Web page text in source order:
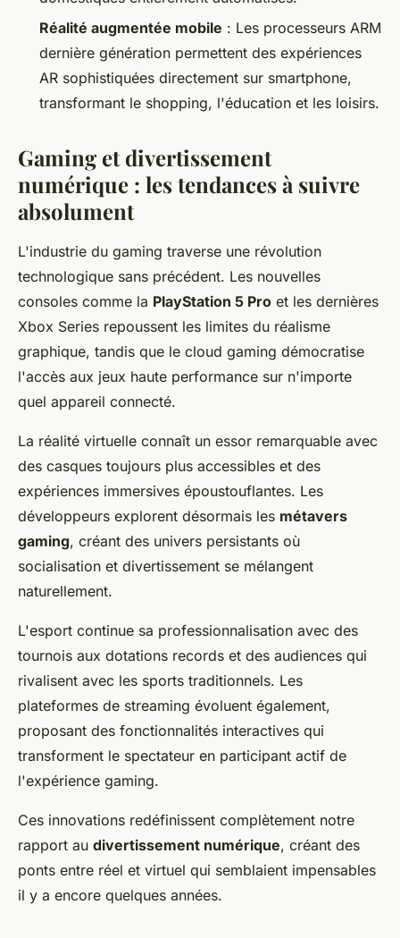
Réalité augmentée mobile : Les processeurs ARM
dernière génération permettent des expériences
AR sophistiquées directement sur smartphone,
transformant le shopping, l'éducation et les loisirs.
Gaming et divertissement
numérique : les tendances à suivre
absolument
L'industrie du gaming traverse une révolution
technologique sans précédent. Les nouvelles
consoles comme la PlayStation 5 Pro et les dernières
Xbox Series repoussent les limites du réalisme
graphique, tandis que le cloud gaming démocratise
l'accès aux jeux haute performance sur n'importe
quel appareil connecté.
La réalité virtuelle connaît un essor remarquable avec
des casques toujours plus accessibles et des
expériences immersives époustouflantes. Les
développeurs explorent désormais les métavers
gaming, créant des univers persistants où
socialisation et divertissement se mélangent
naturellement.
L'esport continue sa professionnalisation avec des
tournois aux dotations records et des audiences qui
rivalisent avec les sports traditionnels. Les
plateformes de streaming évoluent également,
proposant des fonctionnalités interactives qui
transforment le spectateur en participant actif de
l'expérience gaming.
Ces innovations redéfinissent complètement notre
rapport au divertissement numérique, créant des
ponts entre réel et virtuel qui semblaient impensables
il y a encore quelques années.